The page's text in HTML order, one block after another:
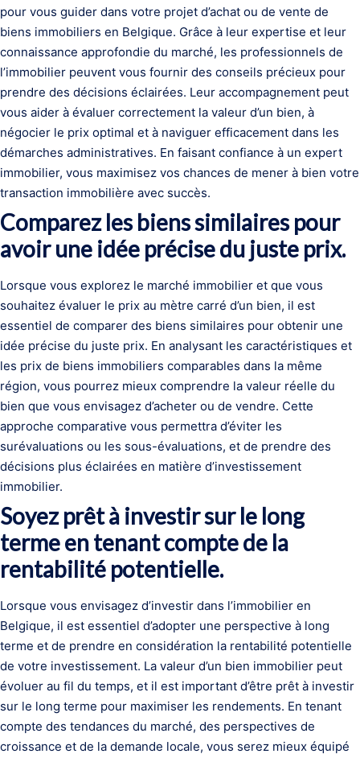
pour vous guider dans votre projet d’achat ou de vente de
biens immobiliers en Belgique. Grâce à leur expertise et leur
connaissance approfondie du marché, les professionnels de
l’immobilier peuvent vous fournir des conseils précieux pour
prendre des décisions éclairées. Leur accompagnement peut
vous aider à évaluer correctement la valeur d’un bien, à
négocier le prix optimal et à naviguer efficacement dans les
démarches administratives. En faisant confiance à un expert
immobilier, vous maximisez vos chances de mener à bien votre
transaction immobilière avec succès.
Comparez les biens similaires pour
avoir une idée précise du juste prix.
Lorsque vous explorez le marché immobilier et que vous
souhaitez évaluer le prix au mètre carré d’un bien, il est
essentiel de comparer des biens similaires pour obtenir une
idée précise du juste prix. En analysant les caractéristiques et
les prix de biens immobiliers comparables dans la même
région, vous pourrez mieux comprendre la valeur réelle du
bien que vous envisagez d’acheter ou de vendre. Cette
approche comparative vous permettra d’éviter les
surévaluations ou les sous-évaluations, et de prendre des
décisions plus éclairées en matière d’investissement
immobilier.
Soyez prêt à investir sur le long
terme en tenant compte de la
rentabilité potentielle.
Lorsque vous envisagez d’investir dans l’immobilier en
Belgique, il est essentiel d’adopter une perspective à long
terme et de prendre en considération la rentabilité potentielle
de votre investissement. La valeur d’un bien immobilier peut
évoluer au fil du temps, et il est important d’être prêt à investir
sur le long terme pour maximiser les rendements. En tenant
compte des tendances du marché, des perspectives de
croissance et de la demande locale, vous serez mieux équipé